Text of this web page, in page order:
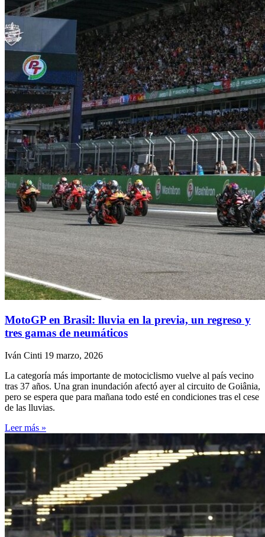
MotoGP en Brasil: lluvia en la previa, un regreso y
tres gamas de neumáticos
Iván Cinti 19 marzo, 2026
La categoría más importante de motociclismo vuelve al país vecino
tras 37 años. Una gran inundación afectó ayer al circuito de Goiânia,
pero se espera que para mañana todo esté en condiciones tras el cese
de las lluvias.
Leer más »